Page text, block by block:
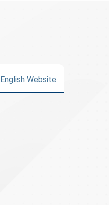
English Website